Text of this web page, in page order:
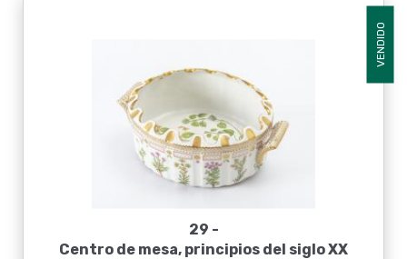
VENDIDO
29 -
Centro de mesa, principios del siglo XX